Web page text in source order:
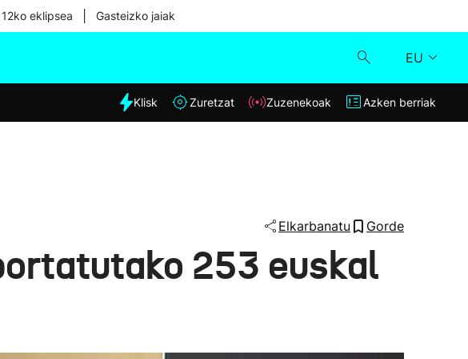
eklipsea Gasteizko jaiak
EU
Eguraldia
Klisk
Azken berriak
Klisk Zuretzat Zuzenekoak Azken berriak
Elkarbanatu Gorde
253 euskal